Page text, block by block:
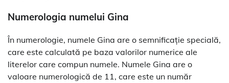
Numerologia numelui Gina
În numerologie, numele Gina are o semnificație specială,
care este calculată pe baza valorilor numerice ale
literelor care compun numele. Numele Gina are o
valoare numerologică de 11, care este un număr